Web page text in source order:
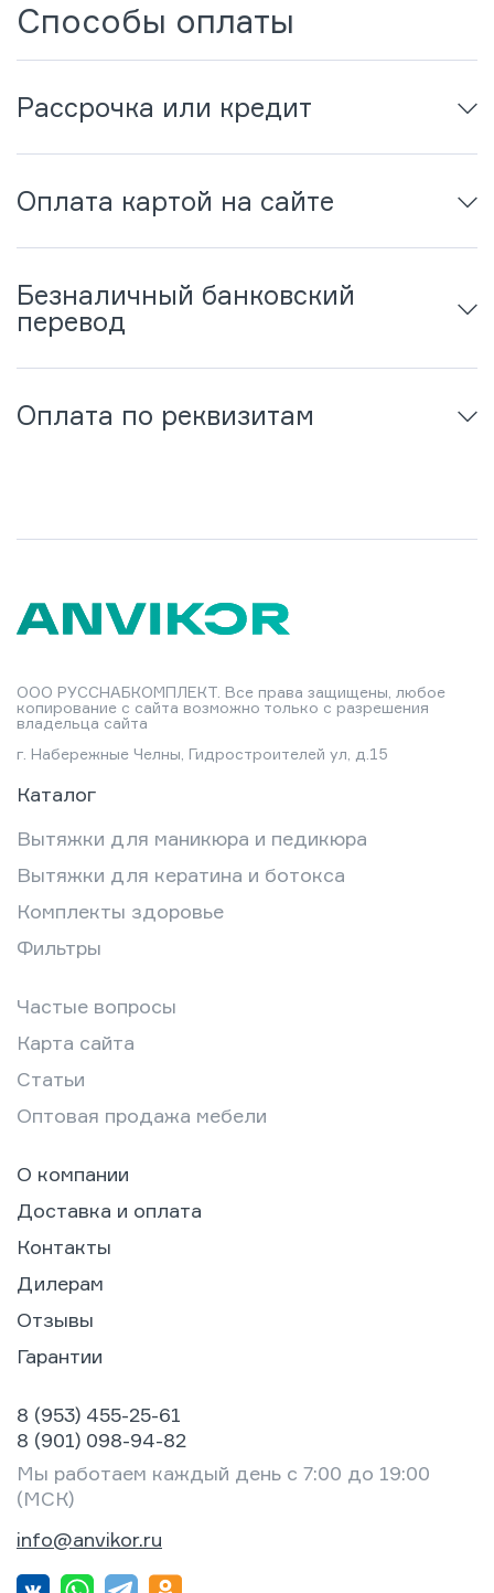
Способы оплаты
Рассрочка или кредит
Оплата картой на сайте
Безналичный банковский
перевод
Оплата по реквизитам
ООО РУССНАБКОМПЛЕКТ. Все права защищены, любое
копирование с сайта возможно только с разрешения
владельца сайта
г. Набережные Челны, Гидростроителей ул, д.15
Каталог
Вытяжки для маникюра и педикюра
Вытяжки для кератина и ботокса
Комплекты здоровье
Фильтры
Частые вопросы
Карта сайта
Статьи
Оптовая продажа мебели
О компании
Доставка и оплата
Контакты
Дилерам
Отзывы
Гарантии
8 (953) 455-25-61
8 (901) 098-94-82
Мы работаем каждый день с 7:00 до 19:00
(МСК)
info@anvikor.ru